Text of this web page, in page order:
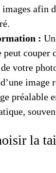
afin
:
couper
votre
image
préalable
la